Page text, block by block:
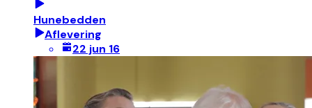
Hunebedden
Aflevering
22 jun 16